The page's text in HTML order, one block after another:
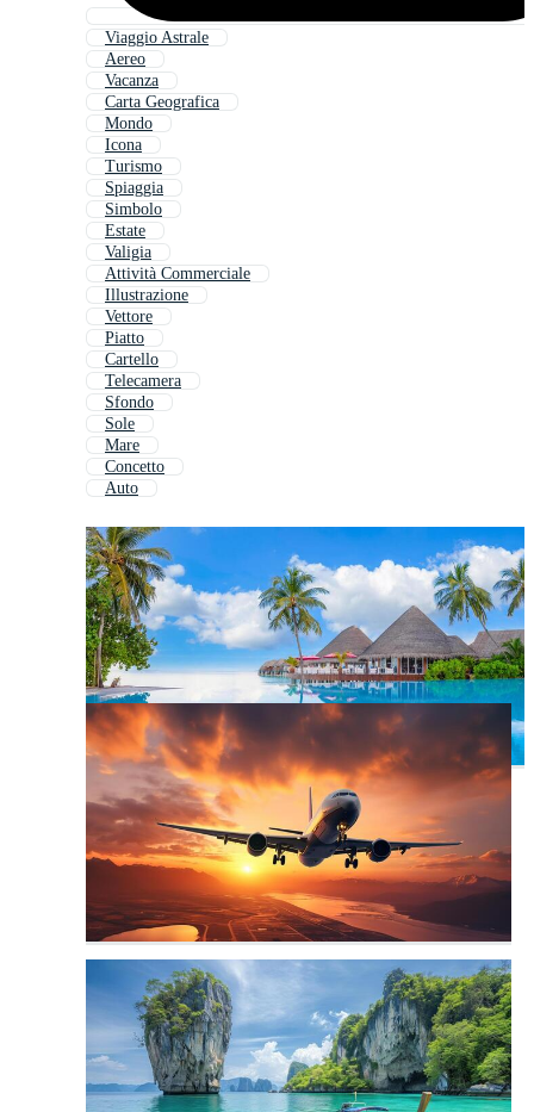
Viaggio Astrale
Aereo
Vacanza
Carta Geografica
Mondo
Icona
Turismo
Spiaggia
Simbolo
Estate
Valigia
Attività Commerciale
Illustrazione
Vettore
Piatto
Cartello
Telecamera
Sfondo
Sole
Mare
Concetto
Auto